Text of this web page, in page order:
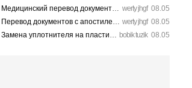
werty jhgf 08.05
Медицинский перевод документов по онкологии сделали без ошиб…
werty jhgf 08.05
Перевод документов с апостилем отдали ровно в срок, без пуст…
bobik tuzik 08.05
Замена уплотнителя на пластиковых окнах на балконе решила пр…